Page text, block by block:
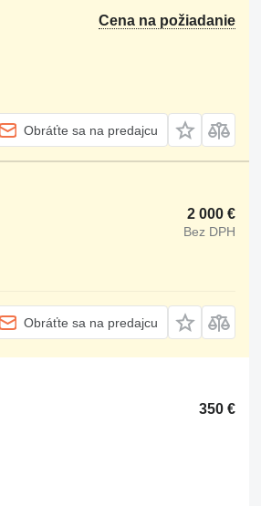
Cena na požiadanie
Obráťte sa na predajcu
2 000 €
Bez DPH
Obráťte sa na predajcu
350 €